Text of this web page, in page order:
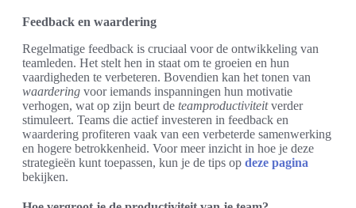
Feedback en waardering
Regelmatige feedback is cruciaal voor de ontwikkeling van
teamleden. Het stelt hen in staat om te groeien en hun
vaardigheden te verbeteren. Bovendien kan het tonen van
waardering voor iemands inspanningen hun motivatie
verhogen, wat op zijn beurt de teamproductiviteitverder
stimuleert. Teams die actief investeren in feedback en
waardering profiteren vaak van een verbeterde samenwerking
en hogere betrokkenheid. Voor meer inzicht in hoe je deze
strategieën kunt toepassen, kun je de tips op deze pagina
bekijken.